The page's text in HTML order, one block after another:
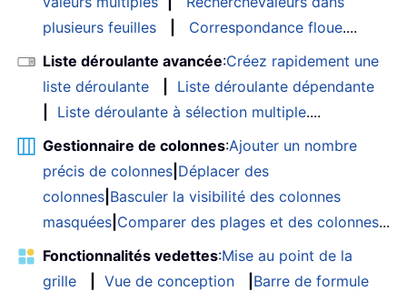
plusieurs feuilles
Correspondance floue....
Liste déroulante avancée:Créez rapidement une
liste déroulante
Liste déroulante dépendante
Liste déroulante à sélection multiple....
Gestionnaire de colonnes:Ajouter un nombre
précis de colonnes Déplacer des
colonnes Basculer la visibilité des colonnes
masquées Comparer des plages et des colonnes...
Fonctionnalités vedettes:Mise au point de la
grille
Vue de conception
Barre de formule